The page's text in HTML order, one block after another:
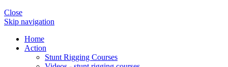
Close
Skip navigation
Home
Action
Stunt Rigging Courses